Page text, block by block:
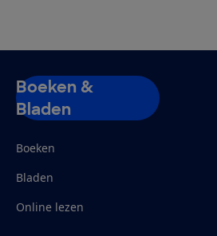
Boeken &
Bladen
Boeken
Bladen
Online lezen